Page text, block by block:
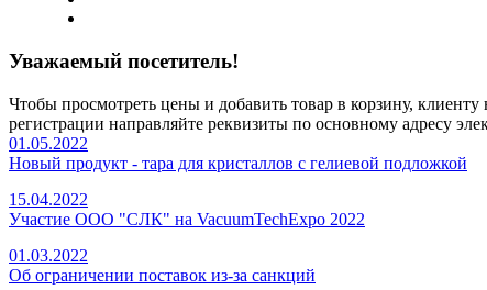
Уважаемый посетитель!
Чтобы просмотреть цены и добавить товар в корзину, клиенту
регистрации направляйте реквизиты по основному адресу
01.05.2022
Новый продукт - тара для кристаллов с гелиевой подложкой
15.04.2022
Участие ООО "СЛК" на VacuumTechExpo 2022
01.03.2022
Об ограничении поставок из-за санкций